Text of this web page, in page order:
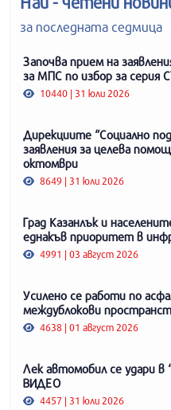
за последната седмица
Започва прием на
за МПС по избор за серия
10440 | 31 юли 2026
Дирекциите “Социално
заявления за целева
октомври
8649 | 31 юли 2026
Град Казанлък и
еднакъв приоритет в
4991 | 03 август 2026
Усилено се работи по
междублокови
4638 | 01 август 2026
Лек автомобил се удари
ВИДЕО
4457 | 31 юли 2026